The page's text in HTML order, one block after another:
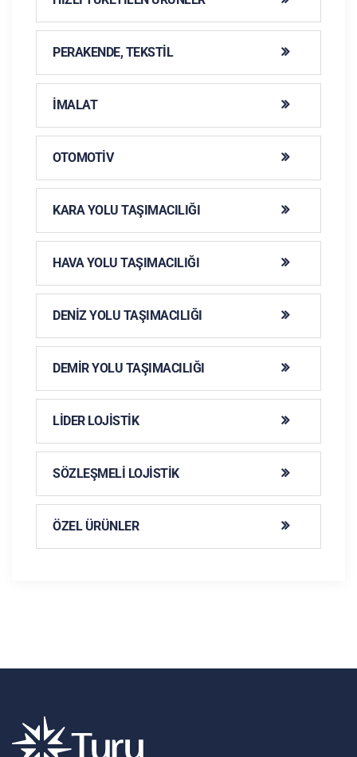
PERAKENDE, TEKSTIL
İMALAT
OTOMOTIV
KARA YOLU TAŞIMACILIĞI
HAVA YOLU TAŞIMACILIĞI
DENIZ YOLU TAŞIMACILIĞI
DEMIR YOLU TAŞIMACILIĞI
LIDER LOJISTIK
SÖZLEŞMELI LOJISTIK
ÖZEL ÜRÜNLER